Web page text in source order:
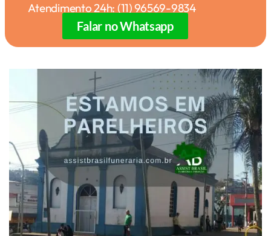
Atendimento 24h: (11) 96569-9834
Falar no Whatsapp